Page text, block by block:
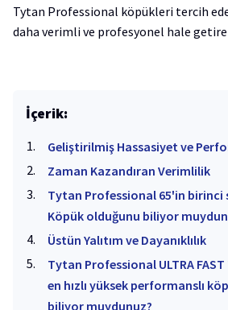
Tytan Professional köpükleri tercih
daha verimli ve profesyonel hale
İçerik:
Geliştirilmiş Hassasiyet ve
Zaman Kazandıran Verimlilik
Tytan Professional 65'in birinci
Köpük olduğunu biliyor
Üstün Yalıtım ve Dayanıklılık
Tytan Professional ULTRA
en hızlı yüksek performanslı
biliyor muydunuz?